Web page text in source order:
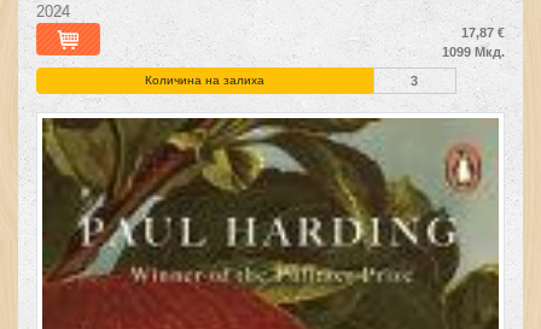
2024
17,87 €
1099 Мкд.
Количина на залиха 3